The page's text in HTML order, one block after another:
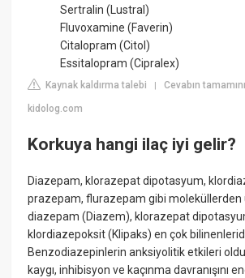
Sertralin (Lustral)
Fluvoxamine (Faverin)
Citalopram (Citol)
Essitalopram (Cipralex)
Kaynak kaldırma talebi |Cevabın
kidolog.com
Korkuya hangi ilaç iyi gelir?
Diazepam, klorazepat dipotasyum,
prazepam, flurazepam gibi moleküllerden
diazepam (Diazem), klorazepat
klordiazepoksit (Klipaks) en çok
Benzodiazepinlerin anksiyolitik etkileri
kaygı, inhibisyon ve kaçınma davranışını